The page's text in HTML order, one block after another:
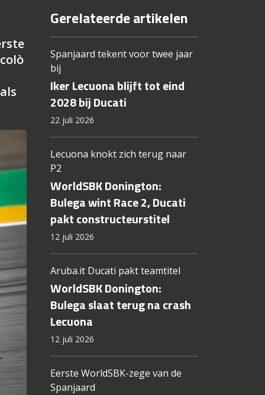
Gerelateerde artikelen
Spanjaard tekent voor twee jaar
bij
Iker Lecuona blijft tot eind
2028 bij Ducati
22 juli 2026
Lecuona knokt zich terug naar
P2
WorldSBK Donington:
Bulega wint Race 2, Ducati
pakt constructeurstitel
12 juli 2026
Aruba.it Ducati pakt teamtitel
WorldSBK Donington:
Bulega slaat terug na crash
Lecuona
12 juli 2026
Eerste WorldSBK-zege van de
Spanjaard